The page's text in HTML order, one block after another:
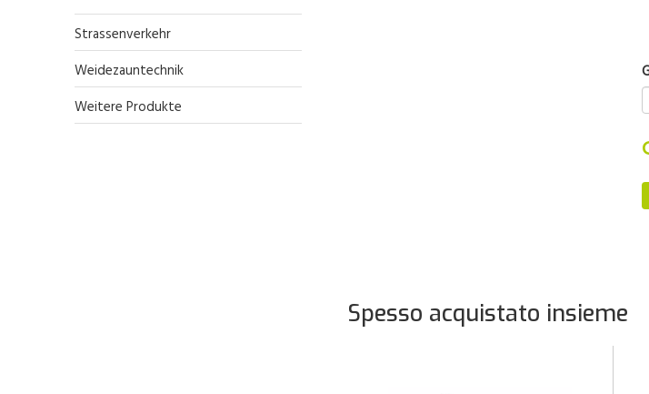
Strassenverkehr
Weidezauntechnik
Weitere Produkte
Spesso acquistato insieme